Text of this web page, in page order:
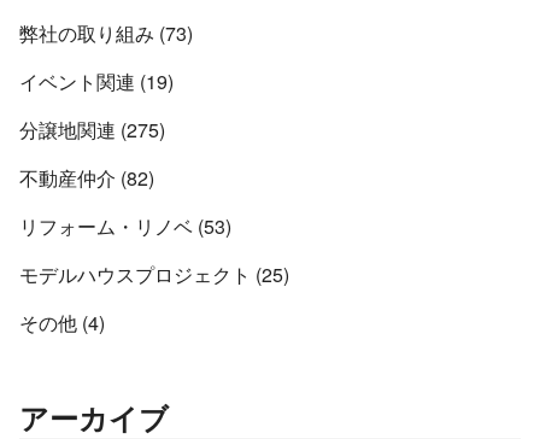
弊社の取り組み (73)
イベント関連 (19)
分譲地関連 (275)
不動産仲介 (82)
リフォーム・リノベ (53)
モデルハウスプロジェクト (25)
その他 (4)
アーカイブ